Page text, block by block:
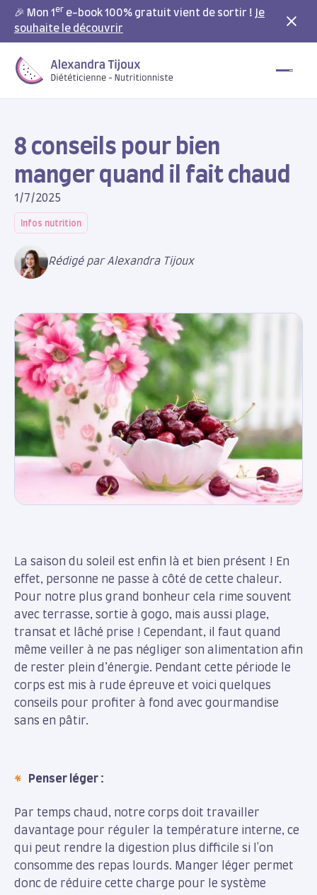
🎉 Mon 1 er e-book 100% gratuit vient de sortir ! Je
souhaite le découvrir
8 conseils pour bien
manger quand il fait chaud
1/7/2025
Infos nutrition
Rédigé par Alexandra Tijoux
La saison du soleil est enfin là et bien présent ! En
effet, personne ne passe à côté de cette chaleur.
Pour notre plus grand bonheur cela rime souvent
avec terrasse, sortie à gogo, mais aussi plage,
transat et lâché prise ! Cependant, il faut quand
même veiller à ne pas négliger son alimentation afin
de rester plein d’énergie. Pendant cette période le
corps est mis à rude épreuve et voici quelques
conseils pour profiter à fond avec gourmandise
sans en pâtir.
Penser léger :
Par temps chaud, notre corps doit travailler
davantage pour réguler la température interne, ce
qui peut rendre la digestion plus difficile si l'on
consomme des repas lourds. Manger léger permet
donc de réduire cette charge pour le système